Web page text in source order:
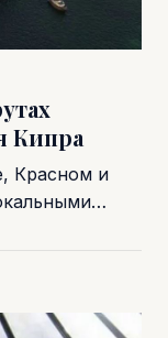
Кипра
Красном и